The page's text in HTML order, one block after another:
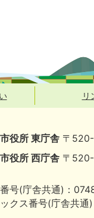
リ
役所 東庁舎 〒
役所 西庁舎 〒
号(庁舎共通)：
クス番号(庁舎共